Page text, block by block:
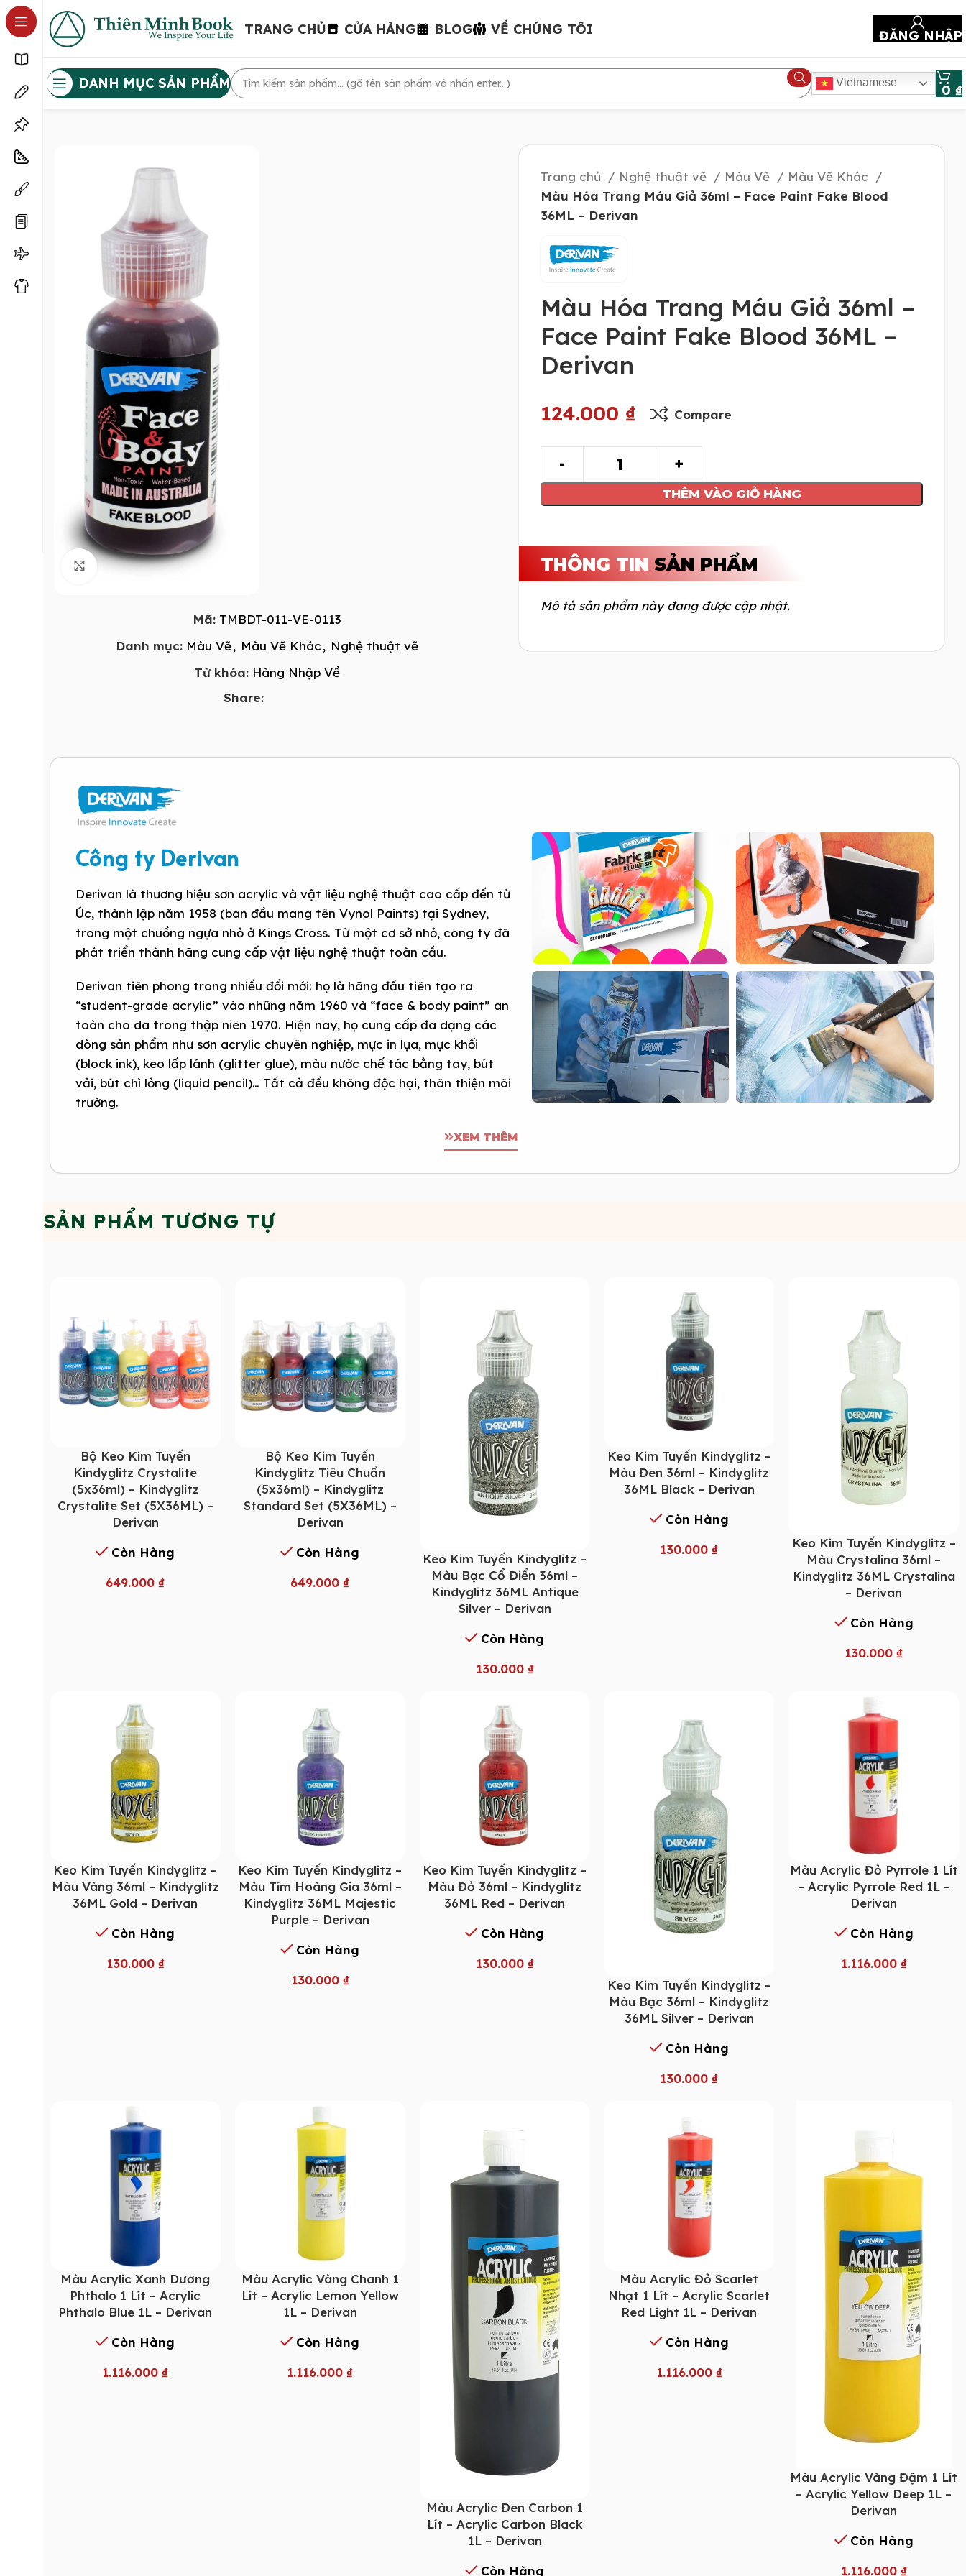
TRANG CHỦ CỬA HÀNG BLOG VỀ CHÚNG TÔI ĐĂNG NHẬP
DANH MỤC SẢN PHẨM Vietnamese 0 ₫
Click to enlarge
Mã: TMBDT-011-VE-0113
Danh mục: Màu Vẽ, Màu Vẽ Khác, Nghệ thuật vẽ
Từ khóa: Hàng Nhập Về
Share:
Trang chủ Nghệ thuật vẽ Màu Vẽ
Màu Vẽ Khác
Màu Hóa Trang Máu Giả 36ml – Face Paint Fake Blood
36ML – Derivan
Màu Hóa Trang Máu Giả 36ml –
Face Paint Fake Blood 36ML –
Derivan
124.000 ₫ Compare
THÊM VÀO GIỎ HÀNG
THÔNG TIN SẢN PHẨM
Mô tả sản phẩm này đang được cập nhật.
Công ty Derivan
Derivan là thương hiệu sơn acrylic và vật liệu nghệ thuật cao cấp đến từ
Úc, thành lập năm 1958 (ban đầu mang tên Vynol Paints) tại Sydney,
trong một chuồng ngựa nhỏ ở Kings Cross. Từ một cơ sở nhỏ, công ty đã
phát triển thành hãng cung cấp vật liệu nghệ thuật toàn cầu.
Derivan tiên phong trong nhiều đổi mới: họ là hãng đầu tiên tạo ra
“student-grade acrylic” vào những năm 1960 và “face & body paint” an
toàn cho da trong thập niên 1970. Hiện nay, họ cung cấp đa dạng các
dòng sản phẩm như sơn acrylic chuyên nghiệp, mực in lụa, mực khối
(block ink), keo lấp lánh (glitter glue), màu nước chế tác bằng tay, bút
vải, bút chì lỏng (liquid pencil)… Tất cả đều không độc hại, thân thiện môi
trường.
XEM THÊM
SẢN PHẨM TƯƠNG TỰ
Bộ Keo Kim Tuyến
Kindyglitz Crystalite
(5x36ml) – Kindyglitz
Crystalite Set (5X36ML) –
Derivan
Còn Hàng
649.000₫
Bộ Keo Kim Tuyến
Kindyglitz Tiêu Chuẩn
(5x36ml) – Kindyglitz
Standard Set (5X36ML) –
Derivan
Còn Hàng
649.000₫
Keo Kim Tuyến Kindyglitz –
Màu Bạc Cổ Điển 36ml –
Kindyglitz 36ML Antique
Silver – Derivan
Còn Hàng
130.000 ₫
Keo Kim Tuyến Kindyglitz –
Màu Đen 36ml – Kindyglitz
36ML Black – Derivan
Còn Hàng
130.000₫
Keo Kim Tuyến Kindyglitz –
Màu Crystalina 36ml –
Kindyglitz 36ML Crystalina
– Derivan
Còn Hàng
130.000₫
Keo Kim Tuyến Kindyglitz –
Màu Vàng 36ml – Kindyglitz
36ML Gold – Derivan
Còn Hàng
130.000 ₫
Keo Kim Tuyến Kindyglitz –
Màu Tím Hoàng Gia 36ml –
Kindyglitz 36ML Majestic
Purple – Derivan
Còn Hàng
130.000 ₫
Keo Kim Tuyến Kindyglitz –
Màu Đỏ 36ml – Kindyglitz
36ML Red – Derivan
Còn Hàng
130.000 ₫
Keo Kim Tuyến Kindyglitz –
Màu Bạc 36ml – Kindyglitz
36ML Silver – Derivan
Còn Hàng
130.000₫
Màu Acrylic Đỏ Pyrrole 1 Lít
– Acrylic Pyrrole Red 1L –
Derivan
Còn Hàng
1.116.000 ₫
Màu Acrylic Xanh Dương
Phthalo 1 Lít – Acrylic
Phthalo Blue 1L – Derivan
Còn Hàng
1.116.000₫
Màu Acrylic Vàng Chanh 1
Lít – Acrylic Lemon Yellow
1L – Derivan
Còn Hàng
1.116.000₫
Màu Acrylic Đen Carbon 1
Lít – Acrylic Carbon Black
1L – Derivan
Còn Hàng
Màu Acrylic Đỏ Scarlet
Nhạt 1 Lít – Acrylic Scarlet
Red Light 1L – Derivan
Còn Hàng
1.116.000 ₫
Màu Acrylic Vàng Đậm 1 Lít
– Acrylic Yellow Deep 1L –
Derivan
Còn Hàng
1.116.000 ₫